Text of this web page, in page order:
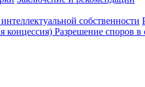
собственности
концессия) Разрешение споров